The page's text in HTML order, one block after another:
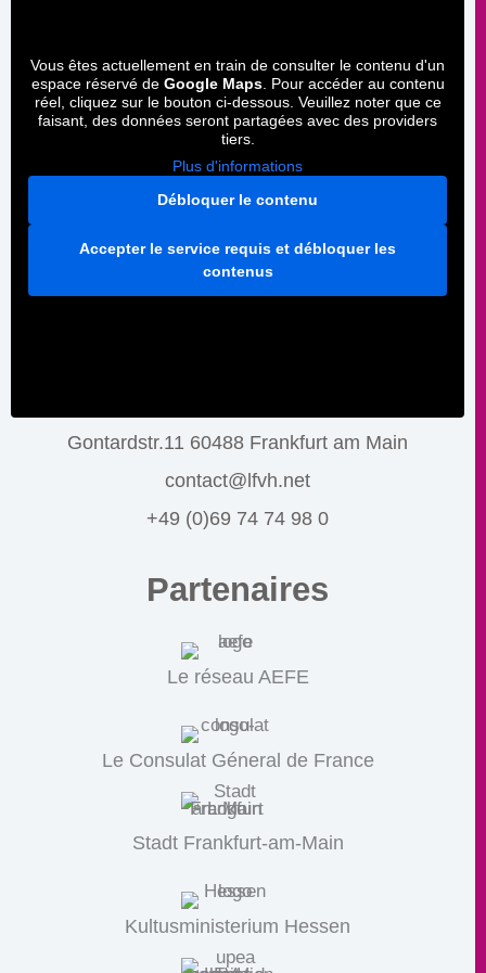
Vous êtes actuellement en train de consulter le contenu d'un
espace réservé de Google Maps. Pour accéder au contenu
réel, cliquez sur le bouton ci-dessous. Veuillez noter que ce
faisant, des données seront partagées avec des providers
tiers.
Plus d'informations
Débloquer le contenu
Accepter le service requis et débloquer les
contenus
Gontardstr.11 60488 Frankfurt am Main
contact@lfvh.net
+49 (0)69 74 74 98 0
Partenaires
Le réseau AEFE
Le Consulat Géneral de France
Stadt Frankfurt-am-Main
Kultusministerium Hessen